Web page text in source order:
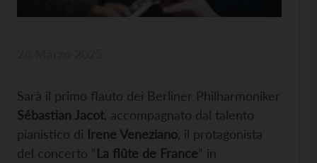
Sarà il primo flauto dei Berliner Philharmoniker
Sébastian Jacot, accompagnato dal talento
pianistico di Irene Veneziano , il protagonista
del concerto “La flûte de France” in